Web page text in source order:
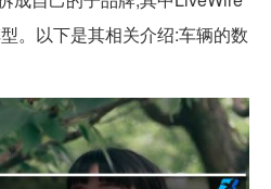
。以下是其相关介绍:车辆的数